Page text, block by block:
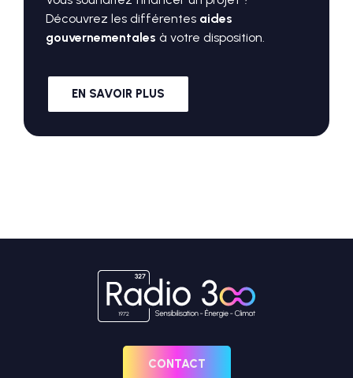
Découvrez les différentes aides
gouvernementales à votre disposition.
EN SAVOIR PLUS
CONTACT